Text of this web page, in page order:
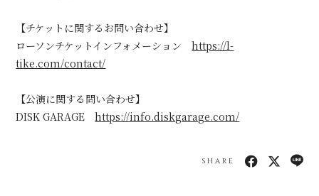
【チケットに関するお問い合わせ】
ローソンチケットインフォメーションhttps://l-
tike.com/contact/
【公演に関する問い合わせ】
DISK GARAGEhttps://info.diskgarage.com/
SHARE